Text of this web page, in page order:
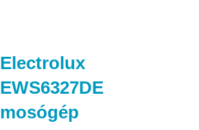
Electrolux
EWS6327DE
mosógép